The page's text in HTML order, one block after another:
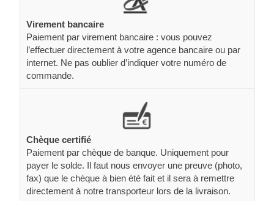
Virement bancaire
Paiement par virement bancaire : vous pouvez
l’effectuer directement à votre agence bancaire ou par
internet. Ne pas oublier d’indiquer votre numéro de
commande.
Chèque certifié
Paiement par chèque de banque. Uniquement pour
payer le solde. Il faut nous envoyer une preuve (photo,
fax) que le chèque à bien été fait et il sera à remettre
directement à notre transporteur lors de la livraison.